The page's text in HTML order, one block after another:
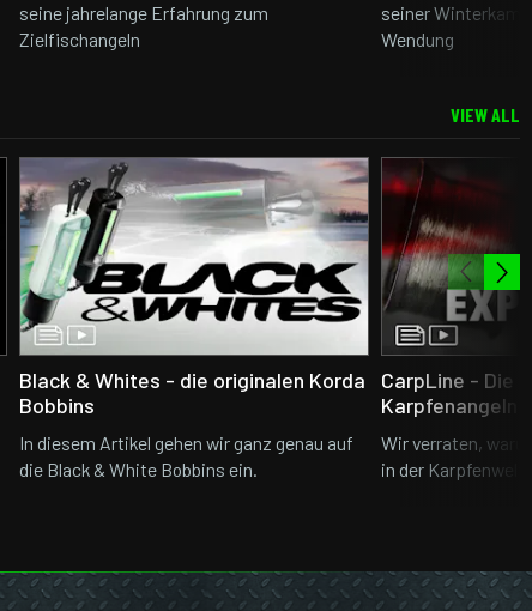
seine jahrelange Erfahrung zum
Zielfischangeln
seiner
Wendung
VIEW ALL
Black & Whites - die originalen Korda
Bobbins
In diesem Artikel gehen wir ganz genau auf
die Black & White Bobbins ein.
CarpLine - Die
Karpfenangeln
Wir verraten,
in der Karpfenwelt